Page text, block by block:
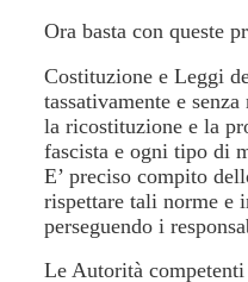
Ora basta con queste
Costituzione e Leggi
tassativamente e
la ricostituzione e la
fascista e ogni tipo di
E’ preciso compito
rispettare tali norme e
perseguendo i
Le Autorità